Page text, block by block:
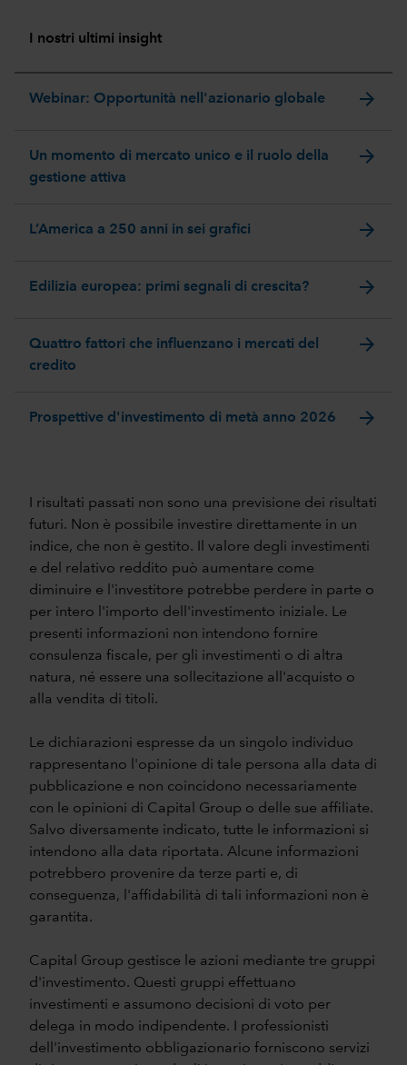
I nostri ultimi insight
Webinar: Opportunità nell'azionario globale arrow_forward
Un momento di mercato unico e il ruolo della
gestione attiva
arrow_forward
L’America a 250 anni in sei grafici arrow_forward
Edilizia europea: primi segnali di crescita? arrow_forward
Quattro fattori che influenzano i mercati del
credito
arrow_forward
Prospettive d'investimento di metà anno 2026 arrow_forward
I risultati passati non sono una previsione dei risultati
futuri. Non è possibile investire direttamente in un
indice, che non è gestito. Il valore degli investimenti
e del relativo reddito può aumentare come
diminuire e l'investitore potrebbe perdere in parte o
per intero l'importo dell'investimento iniziale. Le
presenti informazioni non intendono fornire
consulenza fiscale, per gli investimenti o di altra
natura, né essere una sollecitazione all'acquisto o
alla vendita di titoli.
Le dichiarazioni espresse da un singolo individuo
rappresentano l'opinione di tale persona alla data di
pubblicazione e non coincidono necessariamente
con le opinioni di Capital Group o delle sue affiliate.
Salvo diversamente indicato, tutte le informazioni si
intendono alla data riportata. Alcune informazioni
potrebbero provenire da terze parti e, di
conseguenza, l'affidabilità di tali informazioni non è
garantita.
Capital Group gestisce le azioni mediante tre gruppi
d'investimento. Questi gruppi effettuano
investimenti e assumono decisioni di voto per
delega in modo indipendente. I professionisti
dell'investimento obbligazionario forniscono servizi